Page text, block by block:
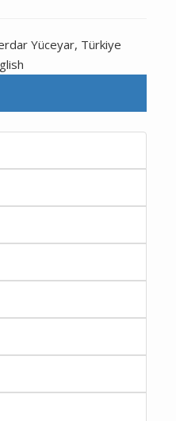
Yüceyar, Türkiye